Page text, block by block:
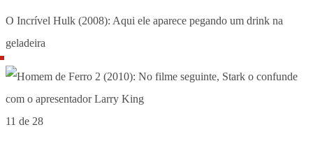
O Incrível Hulk (2008): Aqui ele aparece pegando um drink na
geladeira
11 de 28